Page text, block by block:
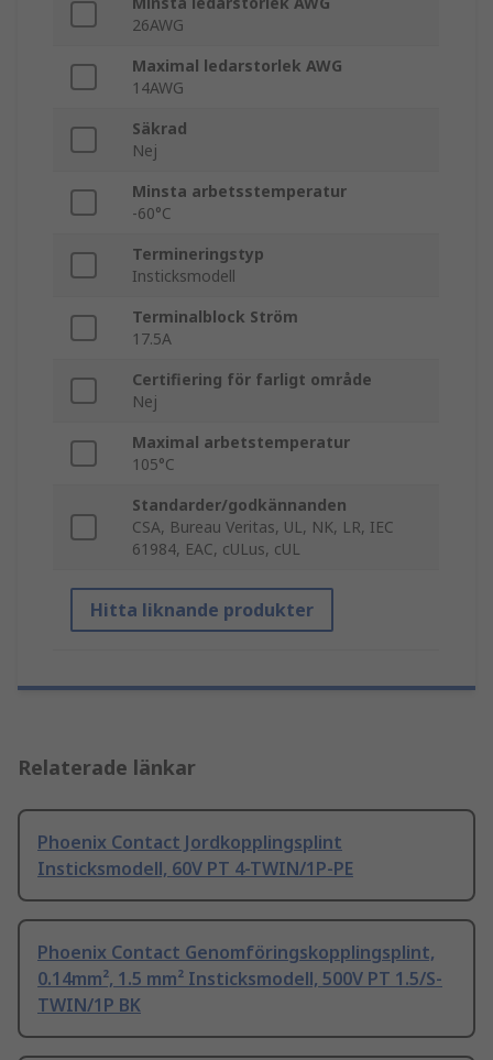
26AWG
Maximal ledarstorlek AWG
14AWG
Säkrad
Nej
Minsta arbetsstemperatur
-60°C
Termineringstyp
Insticksmodell
Terminalblock Ström
17.5A
Certifiering för farligt område
Nej
Maximal arbetstemperatur
105°C
Standarder/godkännanden
CSA, Bureau Veritas, UL, NK, LR, IEC
61984, EAC, cULus, cUL
Hitta liknande produkter
Relaterade länkar
Phoenix Contact Jordkopplingsplint
Insticksmodell, 60V PT 4-TWIN/1P-PE
Phoenix Contact Genomföringskopplingsplint,
0.14mm², 1.5 mm² Insticksmodell, 500V PT 1.5/S-
TWIN/1P BK